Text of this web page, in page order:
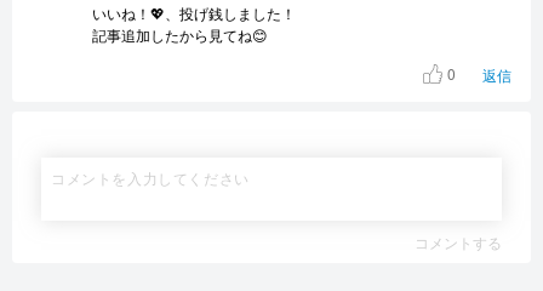
いいね！💖、投げ銭しました！
記事追加したから見てね😊
0
返信
コメントする